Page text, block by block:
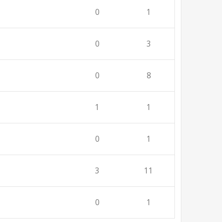
1
0
3
0
8
0
1
1
1
0
11
3
1
0